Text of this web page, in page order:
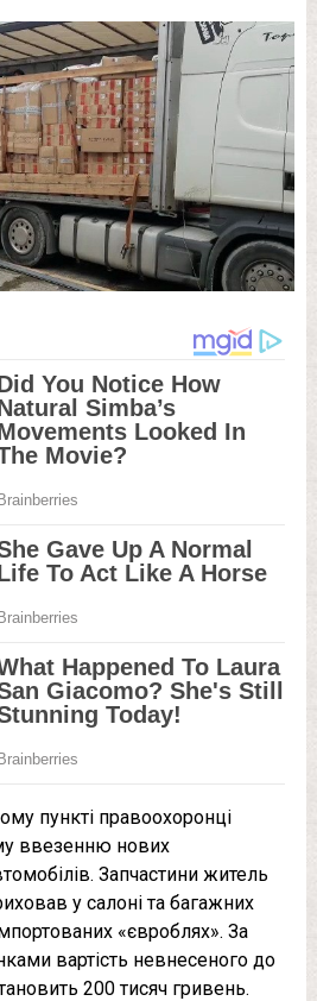
пункті правоохоронці
ввезенню нових
Запчастини житель
у салоні та багажних
«євроблях». За
вартість невнесеного до
200 тисяч гривень.